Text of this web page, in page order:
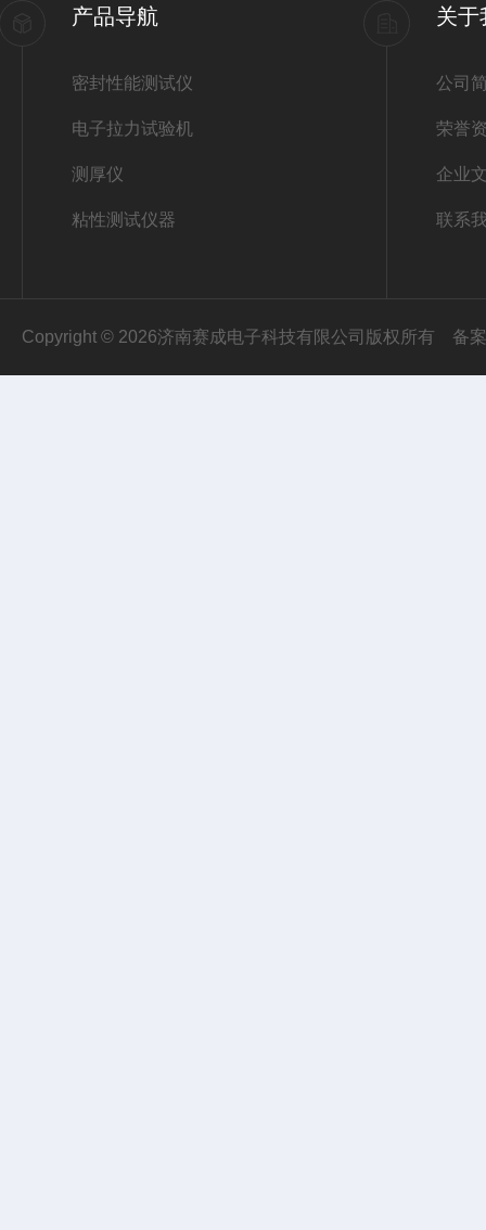
产品导航
密封性能测试仪
电子拉力试验机
测厚仪
粘性测试仪器
关于
公司
荣誉
企业
联系
Copyright © 2026济南赛成电子科技有限公司版权所有 备